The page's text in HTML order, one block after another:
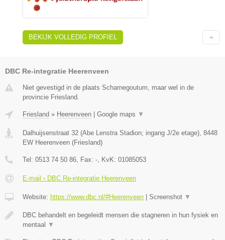
BEKIJK VOLLEDIG PROFIEL
DBC Re-integratie Heerenveen
Niet gevestigd in de plaats Scharnegoutum, maar wel in de
provincie Friesland.
Friesland » Heerenveen Google maps ▼
Dalhuijsenstraat 32 (Abe Lenstra Stadion; ingang J/2e etage), 8448
EW Heerenveen (Friesland)
Tel: 0513 74 50 86, Fax: -, KvK: 01085053
E-mail › DBC Re-integratie Heerenveen
Website: https://www.dbc.nl/#Heerenveen Screenshot ▼
DBC behandelt en begeleidt mensen die stagneren in hun fysiek en
mentaal
▼